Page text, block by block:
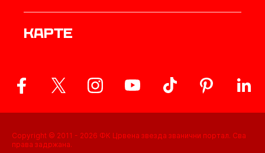
Карте
Copyright © 2011 - 2026 ФК Црвена звезда званични портал. Сва
права задржана.